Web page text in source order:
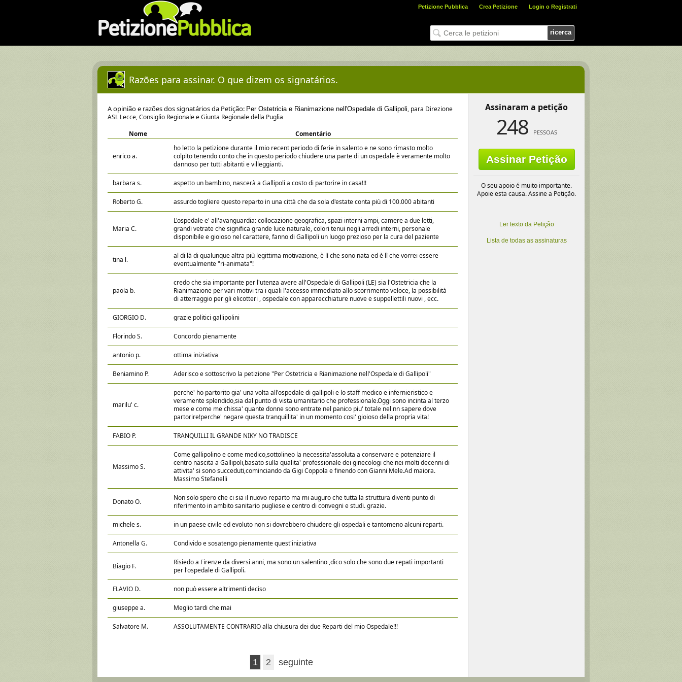
Petizione Pubblica Crea Petizione Login o Registrati
ricerca
Razões para assinar. O que dizem os signatários.
A opinião e razões dos signatários da Petição: Per Ostetricia e Rianimazione nell'Ospedale di Gallipoli, para Direzione
ASL Lecce, Consiglio Regionale e Giunta Regionale della Puglia
Nome
Comentário
enrico a.
ho letto la petizione durante il mio recent periodo di ferie in salento e ne sono rimasto molto
colpito tenendo conto che in questo periodo chiudere una parte di un ospedale è veramente molto
dannoso per tutti abitanti e villeggianti.
barbara s. aspetto un bambino, nascerà a Gallipoli a costo di partorire in casa!!!
Roberto G. assurdo togliere questo reparto in una città che da sola d'estate conta più di 100.000 abitanti
Maria C.
L'ospedale e' all'avanguardia: collocazione geografica, spazi interni ampi, camere a due letti,
grandi vetrate che significa grande luce naturale, colori tenui negli arredi interni, personale
disponibile e gioioso nel carattere, fanno di Gallipoli un luogo prezioso per la cura del paziente
tina l.
al di là di qualunque altra più legittima motivazione, è lì che sono nata ed è lì che vorrei essere
eventualmente "ri-animata"!
paola b.
credo che sia importante per l'utenza avere all'Ospedale di Gallipoli (LE) sia l'Ostetricia che la
Rianimazione per vari motivi tra i quali l'accesso immediato allo scorrimento veloce, la possibilità
di atterraggio per gli elicotteri , ospedale con apparecchiature nuove e suppellettili nuovi , ecc.
GIORGIO D. grazie politici gallipolini
Florindo S. Concordo pienamente
antonio p. ottima iniziativa
Beniamino P. Aderisco e sottoscrivo la petizione "Per Ostetricia e Rianimazione nell'Ospedale di Gallipoli"
marilu' c.
perche' ho partorito gia' una volta all'ospedale di gallipoli e lo staff medico e infernieristico e
veramente splendido,sia dal punto di vista umanitario che professionale.Oggi sono incinta al terzo
mese e come me chissa' quante donne sono entrate nel panico piu' totale nel nn sapere dove
partorire!perche' negare questa tranquillita' in un momento cosi' gioioso della propria vita!
FABIO P. TRANQUILLI IL GRANDE NIKY NO TRADISCE
Massimo S.
Come gallipolino e come medico,sottolineo la necessita'assoluta a conservare e potenziare il
centro nascita a Gallipoli,basato sulla qualita' professionale dei ginecologi che nei molti decenni di
attivita' si sono succeduti,cominciando da Gigi Coppola e finendo con Gianni Mele.Ad maiora.
Massimo Stefanelli
Donato O.
Non solo spero che ci sia il nuovo reparto ma mi auguro che tutta la struttura diventi punto di
riferimento in ambito sanitario pugliese e centro di convegni e studi. grazie.
michele s. in un paese civile ed evoluto non si dovrebbero chiudere gli ospedali e tantomeno alcuni reparti.
Antonella G. Condivido e sosatengo pienamente quest'iniziativa
Biagio F.
Risiedo a Firenze da diversi anni, ma sono un salentino ,dico solo che sono due repati importanti
per l'ospedale di Gallipoli.
FLAVIO D. non può essere altrimenti deciso
giuseppe a. Meglio tardi che mai
Salvatore M. ASSOLUTAMENTE CONTRARIO alla chiusura dei due Reparti del mio Ospedale!!!
1 2 seguinte
Assinaram a petição
248 PESSOAS
Assinar Petição
O seu apoio é muito importante.
Apoie esta causa. Assine a Petição.
Ler texto da Petição
Lista de todas as assinaturas